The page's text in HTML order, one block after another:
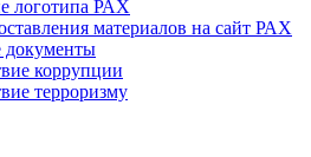
логотипа РАХ
материалов на сайт РАХ
коррупции
терроризму